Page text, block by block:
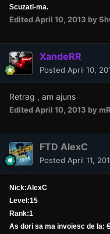
Scuzati-ma.
Edited April 10, 2013 by
XandeRR
Posted April 10,
Retrag , am ajuns
Edited April 10, 2013 by
FTD AlexC
Posted April 11,
Nick:AlexC
Level:15
Rank:1
As dori sa ma invoiesc de la: